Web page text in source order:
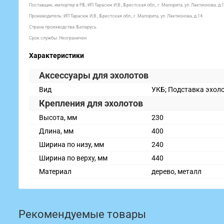
Поставщик, импортер в РБ: ИП Тарасюк И.В., Брестская обл., г. Малорита, ул. Лактионова,
Производитель: ИП Тарасюк И.В., Брестская обл., г. Малорита, ул. Лактионова, д.14
Страна производства: Беларусь
Срок службы: Неограничен
Характеристики
Аксессуары для эхолотов
Вид УКБ; Подставка
Крепления для эхолотов
Высота, мм
230
Длина, мм
400
Ширина по низу, мм
240
Ширина по верху, мм
440
Материал
дерево, металл
Рекомендуемые товары